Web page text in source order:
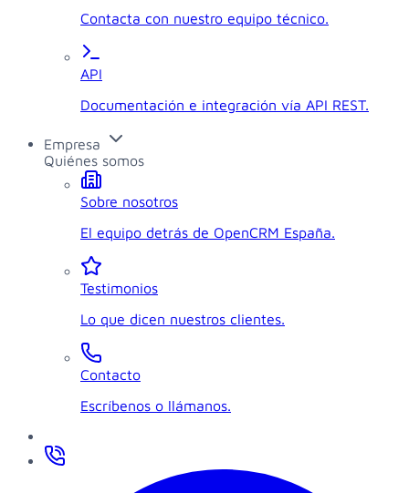
Contacta con nuestro equipo técnico.
API
Documentación e integración vía API REST.
Empresa
Quiénes somos
Sobre nosotros
El equipo detrás de OpenCRM España.
Testimonios
Lo que dicen nuestros clientes.
Contacto
Escríbenos o llámanos.